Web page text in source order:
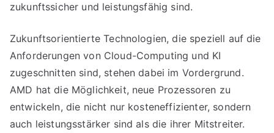
zukunftssicher und leistungsfähig sind.
Zukunftsorientierte Technologien, die speziell auf die
Anforderungen von Cloud-Computing und KI
zugeschnitten sind, stehen dabei im Vordergrund.
AMD hat die Möglichkeit, neue Prozessoren zu
entwickeln, die nicht nur kosteneffizienter, sondern
auch leistungsstärker sind als die ihrer Mitstreiter.